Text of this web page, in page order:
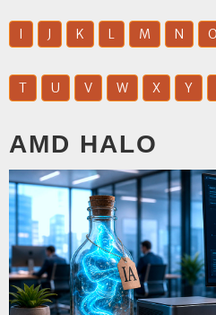
I J K L M N O
T U V W X Y
AMD HALO